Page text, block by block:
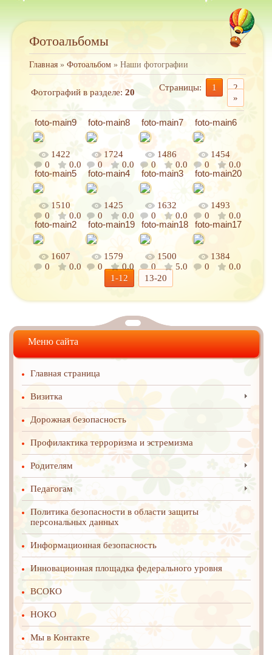
Фотоальбомы
Главная » Фотоальбом » Наши фотографии
Фотографий в разделе: 20 Страницы: 1
2
»
foto-main9
1422
0
0.0
foto-main8
1724
0
0.0
foto-main7
1486
0
0.0
foto-main6
1454
0
0.0
foto-main5
1510
0
0.0
foto-main4
1425
0
0.0
foto-main3
1632
0
0.0
foto-main20
1493
0
0.0
foto-main2
1607
0
0.0
foto-main19
1579
0
0.0
foto-main18
1500
0
5.0
foto-main17
1384
0
0.0
1-12
13-20
Меню сайта
Главная страница
Визитка
Дорожная безопасность
Профилактика терроризма и эстремизма
Родителям
Педагогам
Политика безопасности в области защиты
персональных данных
Информационная безопасность
Инновационная площадка федерального уровня
ВСОКО
НОКО
Мы в Контакте